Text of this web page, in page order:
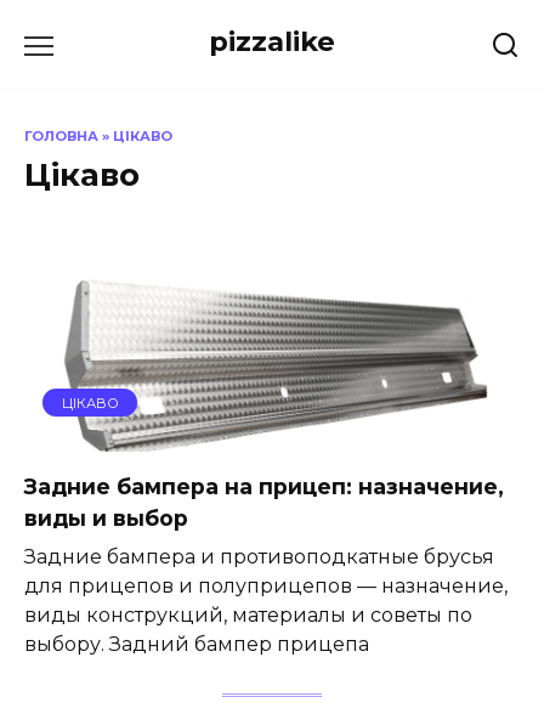
до
pizzalike
ГОЛОВНА » ЦІКАВО
Цікаво
ЦІКАВО
Задние бампера на прицеп: назначение,
виды и выбор
Задние бампера и противоподкатные брусья
для прицепов и полуприцепов — назначение,
виды конструкций, материалы и советы по
выбору. Задний бампер прицепа